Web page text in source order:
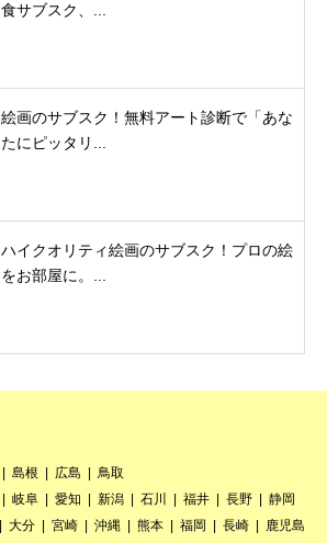
食サブスク、...
絵画のサブスク！無料アート診断で「あな
たにピッタリ...
ハイクオリティ絵画のサブスク！プロの絵
をお部屋に。...
島根 広島
鳥取
岐阜 愛知 新潟 石川 福井 長野
静岡
大分 宮崎 沖縄 熊本 福岡 長崎
鹿児島